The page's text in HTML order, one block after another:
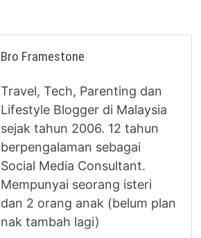
Bro Framestone
Travel, Tech, Parenting dan
Lifestyle Blogger di Malaysia
sejak tahun 2006. 12 tahun
berpengalaman sebagai
Social Media Consultant.
Mempunyai seorang isteri
dan 2 orang anak (belum plan
nak tambah lagi)